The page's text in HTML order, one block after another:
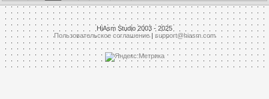
HiAsm Studio 2003 - 2025
Пользовательское соглашение| support@hiasm.com